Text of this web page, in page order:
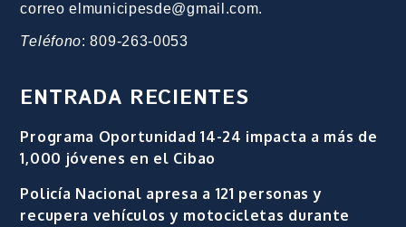
correo elmunicipesde@gmail.com.
Teléfono: 809-263-0053
ENTRADA RECIENTES
Programa Oportunidad 14-24 impacta a más de
1,000 jóvenes en el Cibao
Policía Nacional apresa a 121 personas y
recupera vehículos y motocicletas durante